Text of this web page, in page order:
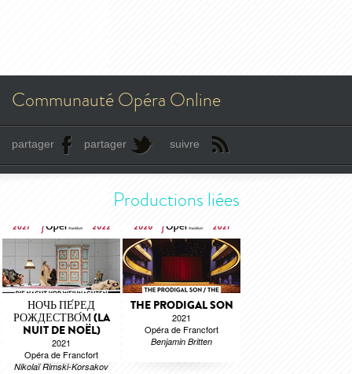
Communauté Opéra Online
partager partager suivre
Productions liées
НОЧЬ ПЕ́РЕД
РОЖДЕСТВО́М (LA
NUIT DE NOËL)
2021
Opéra de Francfort
Nikolaï Rimski-Korsakov
THE PRODIGAL SON
2021
Opéra de Francfort
Benjamin Britten